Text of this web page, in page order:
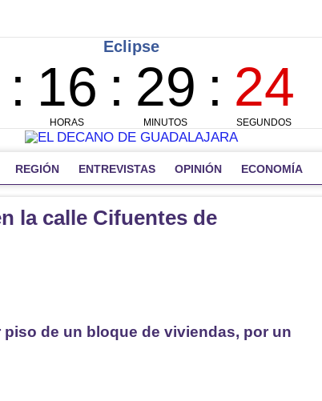
REGIÓN ENTREVISTAS OPINIÓN ECONOMÍA
la calle Cifuentes de
de un bloque de viviendas, por un